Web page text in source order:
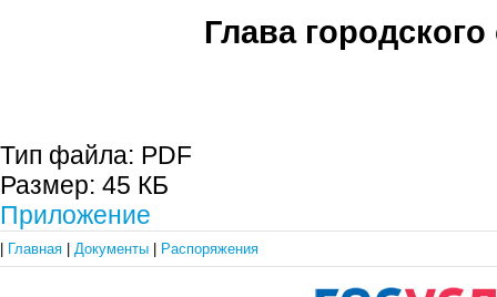
Глава городского
Тип файла: PDF
Размер: 45 КБ
Приложение
Главная Документы Распоряжения